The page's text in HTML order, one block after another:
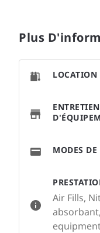
Plus
Air Fills,
MODES